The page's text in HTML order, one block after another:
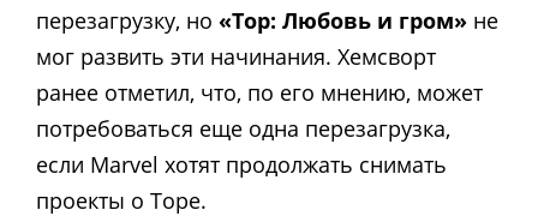
перезагрузку, но «Тор: Любовь и гром» не
мог развить эти начинания. Хемсворт
ранее отметил, что, по его мнению, может
потребоваться еще одна перезагрузка,
если Marvel хотят продолжать снимать
проекты о Торе.